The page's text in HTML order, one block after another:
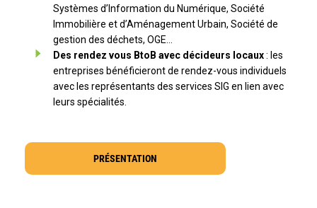
Systèmes d’Information du Numérique, Société
Immobilière et d’Aménagement Urbain, Société de
gestion des déchets, OGE…
Des rendez vous BtoB avec décideurs locaux: les
entreprises bénéficieront de rendez-vous individuels
avec les représentants des services SIG en lien avec
leurs spécialités.
PRÉSENTATION